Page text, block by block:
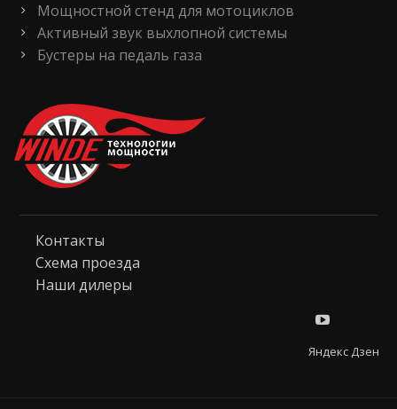
Мощностной стенд для мотоциклов
Активный звук выхлопной системы
Бустеры на педаль газа
Контакты
Схема проезда
Наши дилеры
Яндекс Дзен